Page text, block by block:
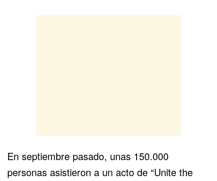
En septiembre pasado, unas 150.000
personas asistieron a un acto de “Unite the